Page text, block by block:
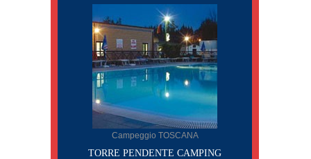
Campeggio TOSCANA
TORRE PENDENTE CAMPING